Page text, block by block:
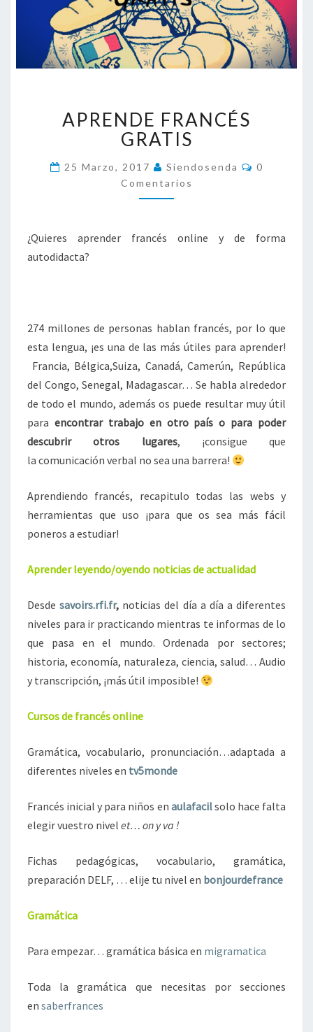
P
R
E
N
D
E
A
R
A
T
I
APRENDE FRANCÉS
GRATIS
25 Marzo, 2017 Siendosenda
C
O
R
0
Comentarios
¿Quieres aprender francés online y de forma
autodidacta?
274 millones de personas hablan francés, por lo que
esta lengua, ¡es una de las más útiles para aprender!
Francia, Bélgica,Suiza, Canadá, Camerún, República
del Congo, Senegal, Madagascar… Se habla alrededor
de todo el mundo, además os puede resultar muy útil
para encontrar trabajo en otro país o para poder
descubrir otros lugares, ¡consigue que
la comunicación verbal no sea una barrera!
Aprendiendo francés, recapitulo todas las webs y
herramientas que uso ¡para que os sea más fácil
poneros a estudiar!
Aprender leyendo/oyendo noticias de actualidad
Desdesavoirs.rfi.fr, noticias del día a día a diferentes
niveles para ir practicando mientras te informas de lo
que pasa en el mundo. Ordenada por sectores;
historia, economía, naturaleza, ciencia, salud… Audio
y transcripción, ¡más útil imposible!
Cursos de francés online
Gramática, vocabulario, pronunciación…adaptada a
diferentes niveles en tv5monde
Francés inicial y para niños en aulafacilsolo hace falta
elegir vuestro nivel et… on y va !
Fichas pedagógicas, vocabulario, gramática,
preparación DELF, … elije tu nivel en bonjourdefrance
Gramática
Para empezar… gramática básica en migramatica
Toda la gramática que necesitas por secciones
en saberfrances